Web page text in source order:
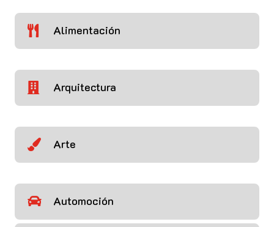
 Alimentación
 Arquitectura
 Arte
 Automoción